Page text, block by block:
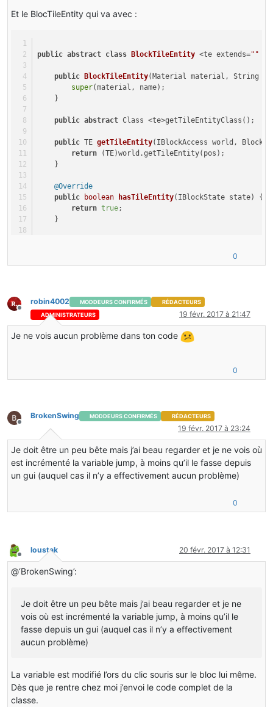
}
markDirty();
public void decreaseJump()
}
Et le BlocTileEntity qui va avec :
public abstract class BlockTileEntity <te extends=""
public BlockTileEntity(Material material, String
super(material, name);
}
public abstract Class <te>getTileEntityClass();
public TE getTileEntity(IBlockAccess world,
return (TE)world.getTileEntity(pos);
}
@Override
public
boolean hasTileEntity(IBlockState state)
{
return true;
}
```</te></te>
0
Hors-ligne
robin4002 MODDEURS CONFIRMÉS
RÉDACTEURS
ADMINISTRATEURS
19 févr. 2017 à 21:47
Je ne vois aucun problème dans ton code
0
Hors-ligne
BrokenSwing MODDEURS CONFIRMÉS RÉDACTEURS
19 févr. 2017 à 23:24
Je doit être un peu bête mais j’ai beau regarder et je ne vois où
est incrémenté la variable jump, à moins qu’il le fasse depuis
un gui (auquel cas il n’y a effectivement aucun problème)
0
Hors-ligne
loustak 20 févr. 2017 à 12:31
@‘BrokenSwing’:
Je doit être un peu bête mais j’ai beau regarder et je ne
vois où est incrémenté la variable jump, à moins qu’il le
fasse depuis un gui (auquel cas il n’y a effectivement
aucun problème)
La variable est modifié l’ors du clic souris sur le bloc lui même.
Dès que je rentre chez moi j’envoi le code complet de la
classe.